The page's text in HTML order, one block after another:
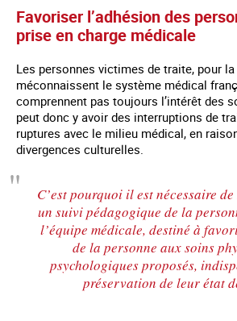
Favoriser l’adhésion des
prise en charge médicale
Les personnes victimes de traite, pour
méconnaissent le système médical
comprennent pas toujours l’intérêt des
peut donc y avoir des interruptions de
ruptures avec le milieu médical, en
divergences culturelles.
C’est pourquoi il est nécessaire
un suivi pédagogique de la
l’équipe médicale, destiné à
de la personne aux soins
psychologiques proposés,
préservation de leur état